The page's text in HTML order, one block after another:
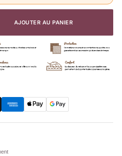
AJOUTER AU PANIER